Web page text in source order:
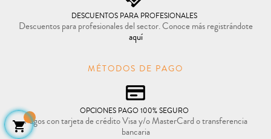
DESCUENTOS PARA PROFESIONALES
Descuentos para profesionales del sector. Conoce más registrándote
aquí
MÉTODOS DE PAGO
OPCIONES PAGO 100% SEGURO
Pagos con tarjeta de crédito Visa y/o MasterCard o transferencia
bancaria
